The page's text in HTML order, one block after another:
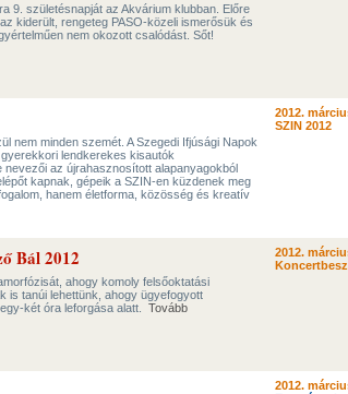
9. születésnapját az Akvárium klubban. Előre
kiderült, rengeteg PASO-közeli ismerősük és
nem okozott csalódást. Sőt!
nem minden szemét. A Szegedi Ifjúsági Napok
lendkerekes kisautók
nevezői az újrahasznosított alapanyagokból
kapnak, gépeik a SZIN-en küzdenek meg
hanem életforma, közösség és kreatív
2012.
SZIN 2012
Bál 2012
ahogy komoly felsőoktatási
is tanúi lehettünk, ahogy ügyefogyott
két óra leforgása alatt. Tovább
2012.
2012.